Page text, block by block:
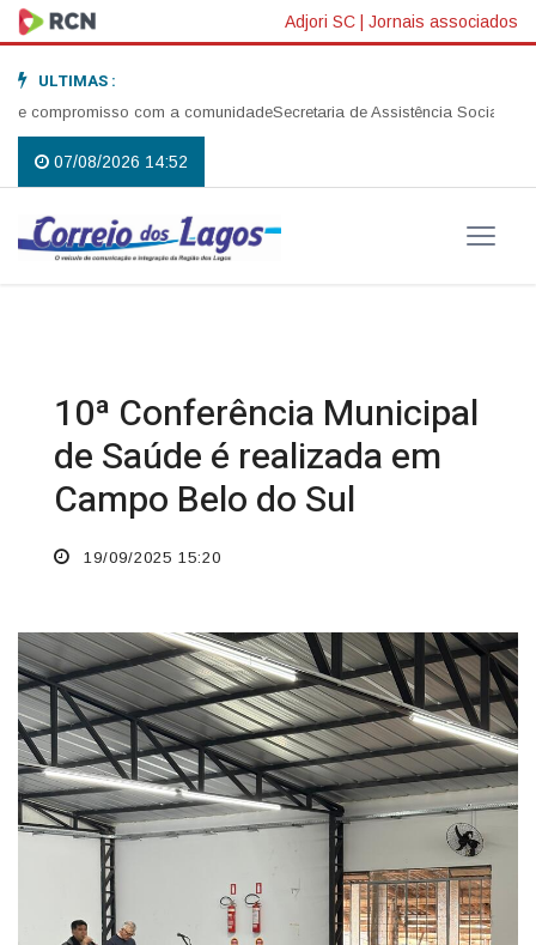
Adjori SC | Jornais associados
ULTIMAS :
com a comunidadeSecretaria de Assistência Social realiza
07/08/2026 14:52
10ª Conferência Municipal
de Saúde é realizada em
Campo Belo do Sul
19/09/2025 15:20